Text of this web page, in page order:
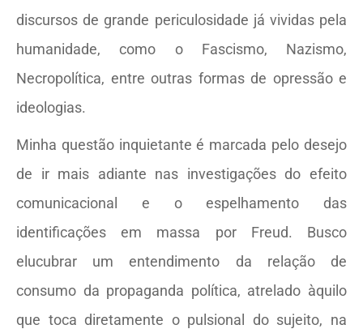
discursos de grande periculosidade já vividas pela
humanidade, como o Fascismo, Nazismo,
Necropolítica, entre outras formas de opressão e
ideologias.
Minha questão inquietante é marcada pelo desejo
de ir mais adiante nas investigações do efeito
comunicacional e o espelhamento das
identificações em massa por Freud. Busco
elucubrar um entendimento da relação de
consumo da propaganda política, atrelado àquilo
que toca diretamente o pulsional do sujeito, na